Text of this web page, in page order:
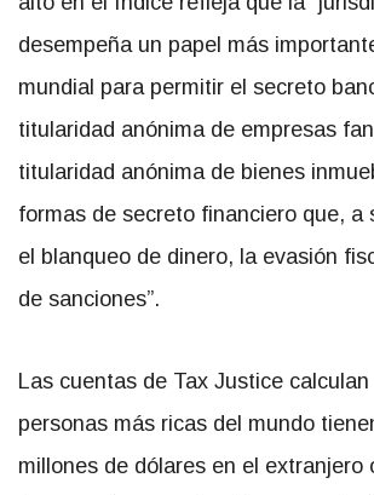
desempeña un papel más
mundial para permitir el secreto
titularidad anónima de empresas
titularidad anónima de bienes
formas de secreto financiero que, a
el blanqueo de dinero, la evasión
de sanciones”.
Las cuentas de Tax Justice
personas más ricas del mundo
millones de dólares en el extranjero